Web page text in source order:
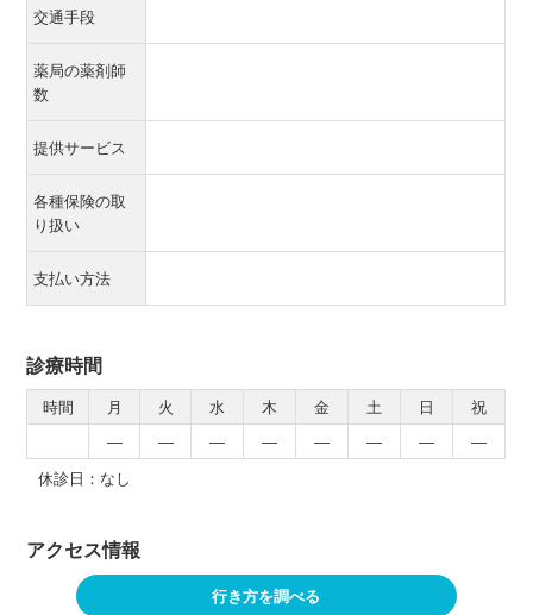
交通手段
薬局の薬剤師
数
提供サービス
各種保険の取
り扱い
支払い方法
診療時間
時間 月 火 水 木 金 土 日
祝
―
― ― ― ― ― ―
―
休診日：なし
アクセス情報
行き方を調べる